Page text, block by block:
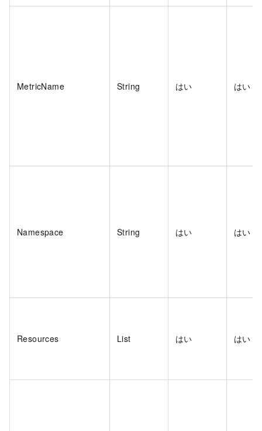
MetricName String はい はい
Namespace String はい はい
Resources List はい はい